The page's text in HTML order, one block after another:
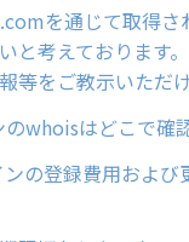
を通じて取得
と考えております
等をご教示いただ
whoisはどこで確
の登録費用および